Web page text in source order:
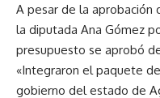
A pesar de la aprobación
la diputada Ana Gómez
presupuesto se aprobó
«Integraron el paquete
gobierno del estado de